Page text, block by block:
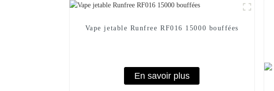
Vape jetable Runfree RF016 15000 bouffées
En savoir plus